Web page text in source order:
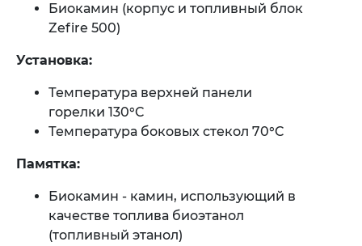
Биокамин (корпус и топливный блок
Zefire 500)
Установка:
Температура верхней панели
горелки 130°C
Температура боковых стекол 70°C
Памятка:
Биокамин - камин, использующий в
качестве топлива биоэтанол
(топливный этанол)